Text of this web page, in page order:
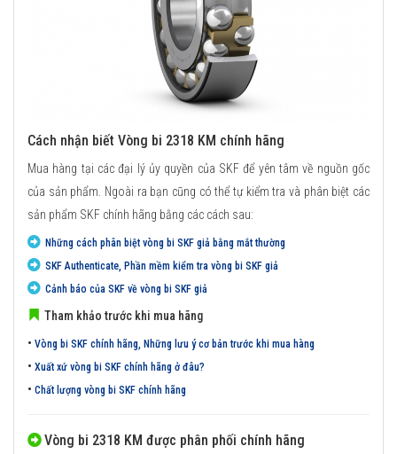
Cách nhận biết Vòng bi 2318 KM chính hãng
Mua hàng tại các đại lý ủy quyền của SKF để yên tâm về nguồn gốc
của sản phẩm. Ngoài ra bạn cũng có thể tự kiểm tra và phân biệt các
sản phẩm SKF chính hãng bằng các cách sau:
Những cách phân biệt vòng bi SKF giả bằng mắt thường
SKF Authenticate, Phần mềm kiểm tra vòng bi SKF giả
Cảnh báo của SKF về vòng bi SKF giả
Tham khảo trước khi mua hãng
• Vòng bi SKF chính hãng, Những lưu ý cơ bản trước khi mua hàng
• Xuất xứ vòng bi SKF chính hãng ở đâu?
• Chất lượng vòng bi SKF chính hãng
Vòng bi 2318 KM được phân phối chính hãng